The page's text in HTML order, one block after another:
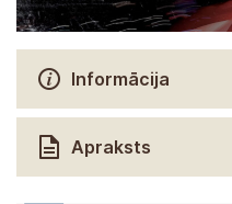
Informācija
Apraksts